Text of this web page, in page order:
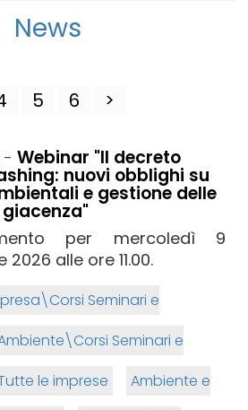
News
5 6 >
- Webinar "Il decreto
nuovi obblighi su
e gestione delle
per mercoledì 9
alle ore 11.00.
Seminari e
Seminari e
le imprese
Ambiente e